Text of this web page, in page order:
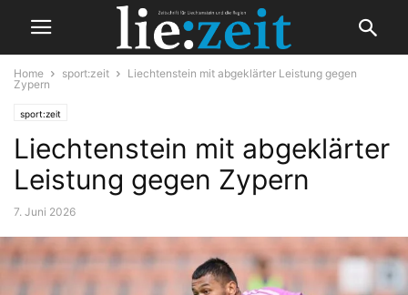
Home sport:zeit
Liechtenstein mit abgeklärter Leistung gegen
Zypern
sport:zeit
Liechtenstein mit abgeklärter
Leistung gegen Zypern
7. Juni 2026